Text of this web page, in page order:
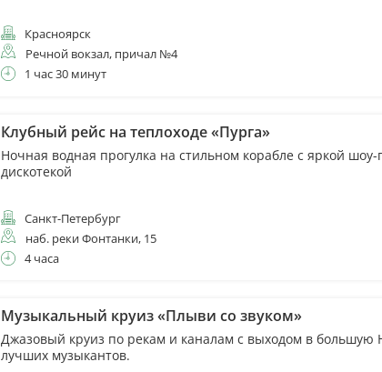
Красноярск
Речной вокзал, причал №4
1 час 30 минут
Клубный рейс на теплоходе «Пурга»
Ночная водная прогулка на стильном корабле с яркой
дискотекой
Санкт-Петербург
наб. реки Фонтанки, 15
4 часа
Музыкальный круиз «Плыви со звуком»
Джазовый круиз по рекам и каналам с выходом в большую
лучших музыкантов.